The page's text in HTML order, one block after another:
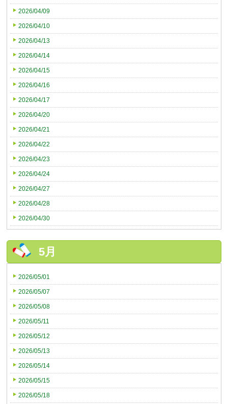
2026/04/09
2026/04/10
2026/04/13
2026/04/14
2026/04/15
2026/04/16
2026/04/17
2026/04/20
2026/04/21
2026/04/22
2026/04/23
2026/04/24
2026/04/27
2026/04/28
2026/04/30
5月
2026/05/01
2026/05/07
2026/05/08
2026/05/11
2026/05/12
2026/05/13
2026/05/14
2026/05/15
2026/05/18